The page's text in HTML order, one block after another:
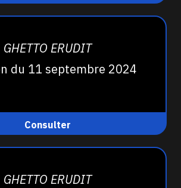
GHETTO ERUDIT
du 11 septembre 2024
Consulter
GHETTO ERUDIT